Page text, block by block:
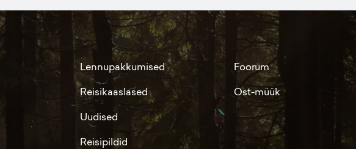
Lennupakkumised
Reisikaaslased
Uudised
Reisipildid
Foorum
Ost-müük